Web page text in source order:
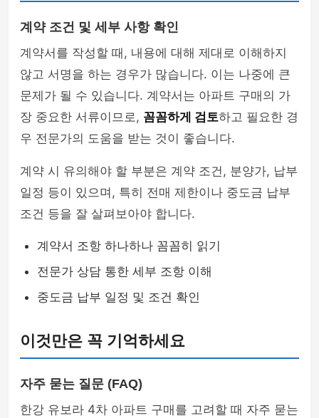
계약 조건 및 세부 사항 확인
계약서를 작성할 때, 내용에 대해 제대로 이해하지
않고 서명을 하는 경우가 많습니다. 이는 나중에 큰
문제가 될 수 있습니다. 계약서는 아파트 구매의 가
장 중요한 서류이므로, 꼼꼼하게 검토하고 필요한 경
우 전문가의 도움을 받는 것이 좋습니다.
계약 시 유의해야 할 부분은 계약 조건, 분양가, 납부
일정 등이 있으며, 특히 전매 제한이나 중도금 납부
조건 등을 잘 살펴보아야 합니다.
계약서 조항 하나하나 꼼꼼히 읽기
전문가 상담 통한 세부 조항 이해
중도금 납부 일정 및 조건 확인
이것만은 꼭 기억하세요
자주 묻는 질문 (FAQ)
한강 유보라 4차 아파트 구매를 고려할 때 자주 묻는